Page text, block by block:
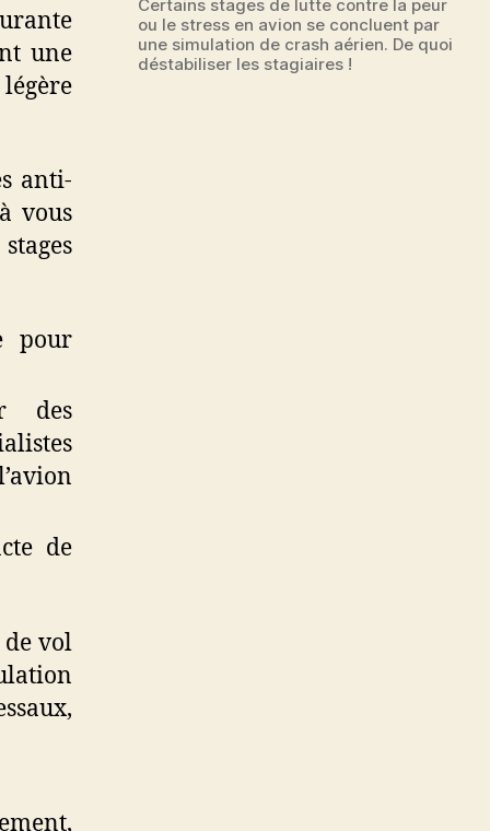
peur
Certains stages de lutte contre la peur
ou le stress en avion se concluent par
une simulation de crash aérien. De quoi
déstabiliser les stagiaires !
une
anti-
vous
pour
des
de
de vol